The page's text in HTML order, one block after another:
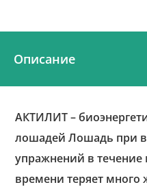
Описание
АКТИЛИТ –
лошадей Лошадь при
упражнений в течение
времени теряет много